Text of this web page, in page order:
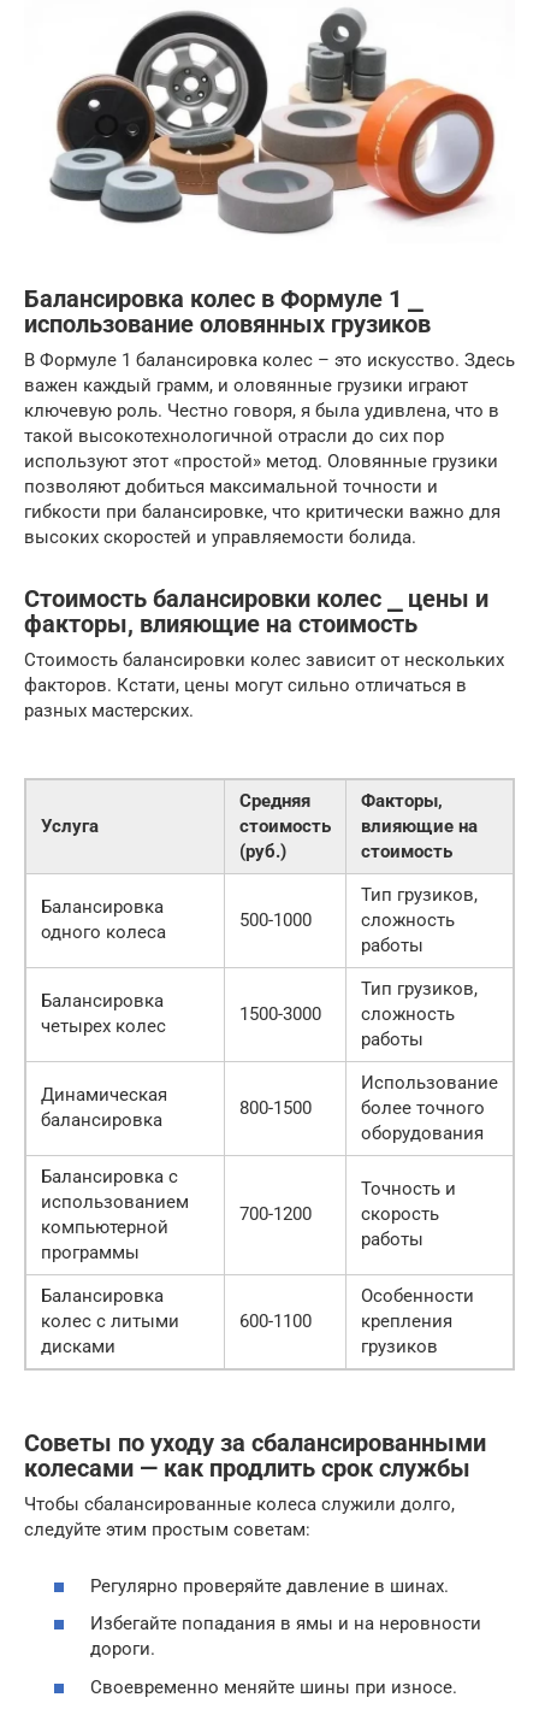
Балансировка колес в Формуле 1 ⎯
использование оловянных грузиков
В Формуле 1 балансировка колес – это искусство. Здесь
важен каждый грамм, и оловянные грузики играют
ключевую роль. Честно говоря, я была удивлена, что в
такой высокотехнологичной отрасли до сих пор
используют этот «простой» метод. Оловянные грузики
позволяют добиться максимальной точности и
гибкости при балансировке, что критически важно для
высоких скоростей и управляемости болида.
Стоимость балансировки колес ⎯ цены и
факторы, влияющие на стоимость
Стоимость балансировки колес зависит от нескольких
факторов. Кстати, цены могут сильно отличаться в
разных мастерских.
Услуга
Средняя
стоимость
(руб.)
Факторы,
влияющие на
стоимость
Балансировка
одного колеса
500-1000
Тип грузиков,
сложность
работы
Балансировка
четырех колес
1500-3000
Тип грузиков,
сложность
работы
Динамическая
балансировка
800-1500
Использование
более точного
оборудования
Балансировка с
использованием
компьютерной
программы
700-1200
Точность и
скорость
работы
Балансировка
колес с литыми
дисками
600-1100
Особенности
крепления
грузиков
Советы по уходу за сбалансированными
колесами — как продлить срок службы
Чтобы сбалансированные колеса служили долго,
следуйте этим простым советам:
Регулярно проверяйте давление в шинах.
Избегайте попадания в ямы и на неровности
дороги.
Своевременно меняйте шины при износе.